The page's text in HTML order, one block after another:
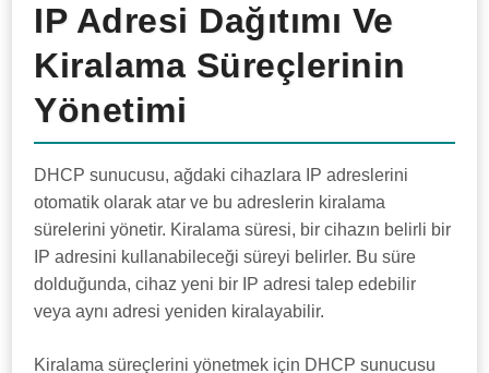
IP Adresi Dağıtımı Ve
Kiralama Süreçlerinin
Yönetimi
DHCP sunucusu, ağdaki cihazlara IP adreslerini
otomatik olarak atar ve bu adreslerin kiralama
sürelerini yönetir. Kiralama süresi, bir cihazın belirli bir
IP adresini kullanabileceği süreyi belirler. Bu süre
dolduğunda, cihaz yeni bir IP adresi talep edebilir
veya aynı adresi yeniden kiralayabilir.
Kiralama süreçlerini yönetmek için DHCP sunucusu